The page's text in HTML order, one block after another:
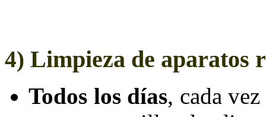
4) Limpieza de aparatos
Todos los días, cada